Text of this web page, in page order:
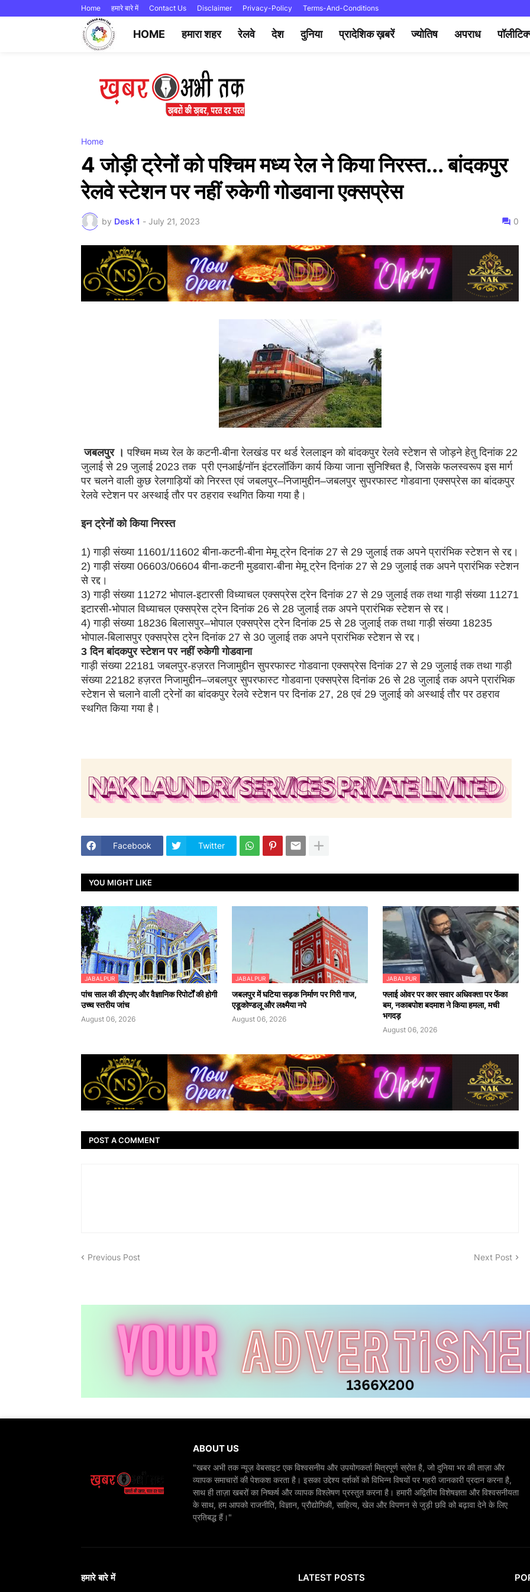
Home हमारे बारे में Contact Us Disclaimer Privacy-Policy Terms-And-Conditions
HOME हमारा शहर रेलवे देश दुनिया प्रादेशिक ख़बरें ज्योतिष अपराध
Home
4 जोड़ी ट्रेनों को पश्चिम मध्य रेल ने किया निरस्त... बांदकपुर
रेलवे स्टेशन पर नहीं रुकेगी गोडवाना एक्सप्रेस
by Desk 1 - July 21, 2023 0
जबलपुर ।पश्चिम मध्य रेल के कटनी-बीना रेलखंड पर थर्ड रेललाइन को बांदकपुर रेलवे स्टेशन से जोड़ने हेतु दिनांक 22
जुलाई से 29 जुलाई 2023 तक प्री एनआई/नॉन इंटरलॉकिंग कार्य किया जाना सुनिश्चित है, जिसके फलस्वरूप इस मार्ग
पर चलने वाली कुछ रेलगाड़ियों को निरस्त एवं जबलपुर–निजामुद्दीन–जबलपुर सुपरफास्ट गोडवाना एक्सप्रेस का बांदकपुर
रेलवे स्टेशन पर अस्थाई तौर पर ठहराव स्थगित किया गया है।
इन ट्रेनों को किया निरस्त
1) गाड़ी संख्या 11601/11602 बीना-कटनी-बीना मेमू ट्रेन दिनांक 27 से 29 जुलाई तक अपने प्रारंभिक स्टेशन से रद्द।
2) गाड़ी संख्या 06603/06604 बीना-कटनी मुडवारा-बीना मेमू ट्रेन दिनांक 27 से 29 जुलाई तक अपने प्रारंभिक स्टेशन
से रद्द।
3) गाड़ी संख्या 11272 भोपाल-इटारसी विध्याचल एक्सप्रेस ट्रेन दिनांक 27 से 29 जुलाई तक तथा गाड़ी संख्या 11271
इटारसी-भोपाल विध्याचल एक्सप्रेस ट्रेन दिनांक 26 से 28 जुलाई तक अपने प्रारंभिक स्टेशन से रद्द।
4) गाड़ी संख्या 18236 बिलासपुर–भोपाल एक्सप्रेस ट्रेन दिनांक 25 से 28 जुलाई तक तथा गाड़ी संख्या 18235
भोपाल-बिलासपुर एक्सप्रेस ट्रेन दिनांक 27 से 30 जुलाई तक अपने प्रारंभिक स्टेशन से रद्द।
3 दिन बांदकपुर स्टेशन पर नहीं रुकेगी गोडवाना
गाड़ी संख्या 22181 जबलपुर-हज़रत निजामुद्दीन सुपरफास्ट गोडवाना एक्सप्रेस दिनांक 27 से 29 जुलाई तक तथा गाड़ी
संख्या 22182 हज़रत निजामुद्दीन–जबलपुर सुपरफास्ट गोडवाना एक्सप्रेस दिनांक 26 से 28 जुलाई तक अपने प्रारंभिक
स्टेशन से चलाने वाली ट्रेनों का बांदकपुर रेलवे स्टेशन पर दिनांक 27, 28 एवं 29 जुलाई को अस्थाई तौर पर ठहराव
स्थगित किया गया है।
Facebook Twitter
YOU MIGHT LIKE
JABALPUR
पांच साल की डीएनए और वैज्ञानिक रिपोर्टों की होगी
उच्च स्तरीय जांच
August 06, 2026
JABALPUR
जबलपुर में घटिया सड़क निर्माण पर गिरी गाज,
एडूकोण्डलू और लक्ष्मैया नपे
August 06, 2026
JABALPUR
फ्लाई ओवर पर कार सवार अधिवक्ता पर फेंका
बम, नकाबपोश बदमाश ने किया हमला, मची
भगदड़
August 06, 2026
POST A COMMENT
Previous Post Next Post
ABOUT US
"खबर अभी तक न्यूज़ वेबसाइट एक विश्वसनीय और उपयोगकर्ता मित्रपूर्ण स्रोत है, जो दुनिया भर की ताज़ा और
व्यापक समाचारों की पेशकश करता है। इसका उद्देश्य दर्शकों को विभिन्न विषयों पर गहरी जानकारी प्रदान करना है,
साथ ही ताज़ा खबरों का निष्कर्ष और व्यापक विश्लेषण प्रस्तुत करना है। हमारी अद्वितीय विशेषज्ञता और विश्वसनीयता
के साथ, हम आपको राजनीति, विज्ञान, प्रौद्योगिकी, साहित्य, खेल और विपणन से जुड़ी छवि को बढ़ावा देने के लिए
प्रतिबद्ध हैं।"
हमारे बारे में LATEST POSTS